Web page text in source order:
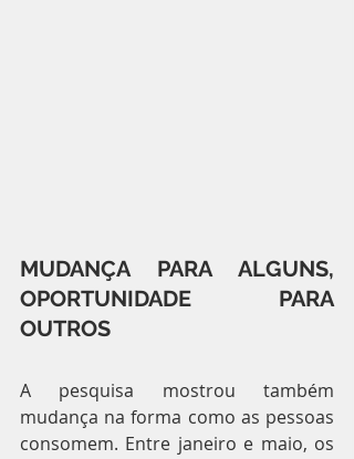
MUDANÇA PARA ALGUNS,
OPORTUNIDADE PARA
OUTROS
A pesquisa mostrou também
mudança na forma como as pessoas
consomem. Entre janeiro e maio, os